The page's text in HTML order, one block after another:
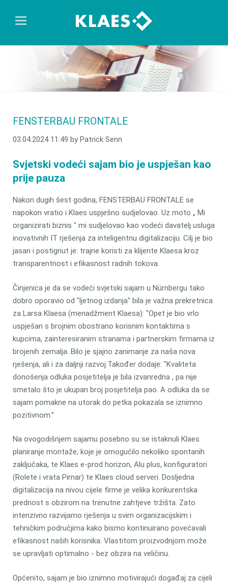
FENSTERBAU FRONTALE
03.04.2024 11:49 by Patrick Senn
Svjetski vodeći sajam bio je uspješan kao
prije pauza
Nakon dugih šest godina, FENSTERBAU FRONTALE se
napokon vratio i Klaes uspješno sudjelovao. Uz moto „ Mi
organizirati biznis " mi sudjelovao kao vodeći davatelj usluga
inovativnih IT rješenja za inteligentnu digitalizaciju. Cilj je bio
jasan i postignut je: trajne koristi za klijente Klaesa kroz
transparentnost i efikasnost radnih tokova.
Činjenica je da se vodeći svjetski sajam u Nürnbergu tako
dobro oporavio od "ljetnog izdanja" bila je važna prekretnica
za Larsa Klaesa (menadžment Klaesa): "Opet je bio vrlo
uspješan s brojnim obostrano korisnim kontaktima s
kupcima, zainteresiranim stranama i partnerskim firmama iz
brojenih zemalja. Bilo je sjajno zanimanje za naša nova
rješenja, ali i za daljnji razvoj.Također dodaje: "Kvaliteta
donošenja odluka posjetitelja je bila izvanredna , pa nije
smetalo što je ukupan broj posjetitelja pao. A odluka da se
sajam pomakne na utorak do petka pokazala se iznimno
pozitivnom.”
Na ovogodišnjem sajamu posebno su se istaknuli Klaes
planiranje montaže, koje je omogućilo nekoliko spontanih
zaključaka, te Klaes e-prod horizon, Alu plus, konfiguratori
(Rolete i vrata Pirnar) te Klaes cloud serveri. Dosljedna
digitalizacija na nivou cijele firme je velika konkurentska
prednost s obzirom na trenutne zahtjeve tržišta. Zato
intenzivno razvijamo rješenja u svim organizacijskim i
tehničkim područjima kako bismo kontinuirano povećavali
efikasnost naših korisnika. Vlastitom proizvodnjom može
se upravljati optimalno - bez obzira na veličinu.
Općenito, sajam je bio iznimno motivirajući događaj za cijeli